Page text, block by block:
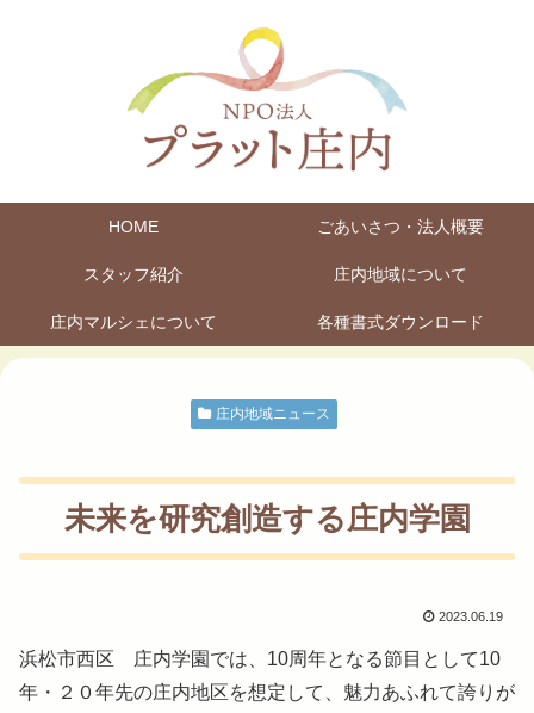
HOME ごあいさつ・法人概要
スタッフ紹介 庄内地域について
庄内マルシェについて 各種書式ダウンロード
庄内地域ニュース
未来を研究創造する庄内学園
2023.06.19
浜松市西区 庄内学園では、10周年となる節目として10
年・２０年先の庄内地区を想定して、魅力あふれて誇りが